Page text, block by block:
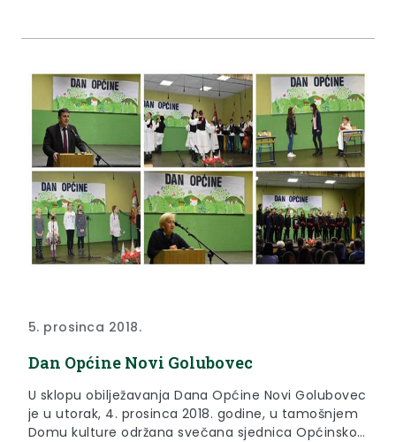
5. prosinca 2018.
Dan Općine Novi Golubovec
U sklopu obilježavanja Dana Općine Novi Golubovec
je u utorak, 4. prosinca 2018. godine, u tamošnjem
Domu kulture održana svečana sjednica Općinskog